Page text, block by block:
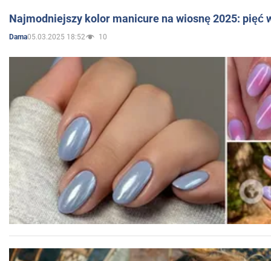
Najmodniejszy kolor manicure na wiosnę 2025: pięć
Dama05.03.2025 18:52 10